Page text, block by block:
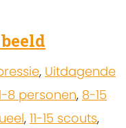
, Uitdagende
8 personen, 8-15
, 11-15 scouts,